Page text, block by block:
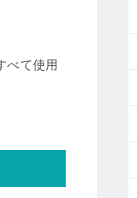
べて使用